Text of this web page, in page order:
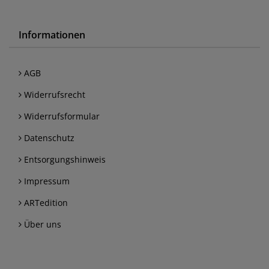
Informationen
AGB
Widerrufsrecht
Widerrufsformular
Datenschutz
Entsorgungshinweis
Impressum
ARTedition
Über uns